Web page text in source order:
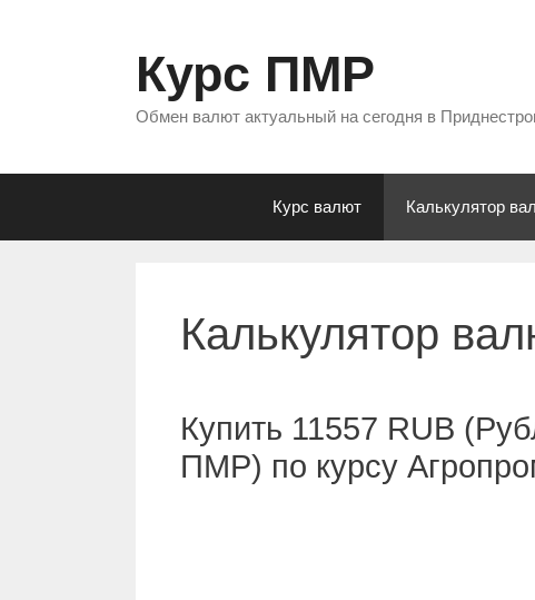
Курс ПМР
Обмен валют актуальный на сегодня в
Курс валют Калькулятор
Калькулятор
Купить 11557 RUB
ПМР) по курсу